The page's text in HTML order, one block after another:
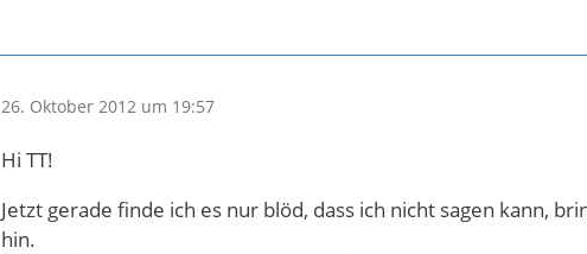
26. Oktober 2012 um 19:57
Hi TT!
Jetzt gerade finde ich es nur blöd, dass ich nicht sagen kann,
hin.